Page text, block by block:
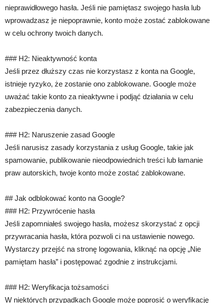
nieprawidłowego hasła. Jeśli nie pamiętasz swojego hasła lub
wprowadzasz je niepoprawnie, konto może zostać zablokowane
w celu ochrony twoich danych.
### H2: Nieaktywność konta
Jeśli przez dłuższy czas nie korzystasz z konta na Google,
istnieje ryzyko, że zostanie ono zablokowane. Google może
uważać takie konto za nieaktywne i podjąć działania w celu
zabezpieczenia danych.
### H2: Naruszenie zasad Google
Jeśli narusisz zasady korzystania z usług Google, takie jak
spamowanie, publikowanie nieodpowiednich treści lub łamanie
praw autorskich, twoje konto może zostać zablokowane.
## Jak odblokować konto na Google?
### H2: Przywrócenie hasła
Jeśli zapomniałeś swojego hasła, możesz skorzystać z opcji
przywracania hasła, która pozwoli ci na ustawienie nowego.
Wystarczy przejść na stronę logowania, kliknąć na opcję „Nie
pamiętam hasła” i postępować zgodnie z instrukcjami.
### H2: Weryfikacja tożsamości
W niektórych przypadkach Google może poprosić o weryfikację